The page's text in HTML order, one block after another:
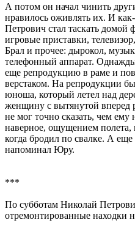
А потом он начал чинить
нравилось оживлять их. И
Петрович стал таскать домой
игровые приставки,
Брал и прочее: дырокол,
телефонный аппарат.
еще репродукцию в раме и
верстаком. На репродукции
юноша, который летел над
женщину с вытянутой вперед
не мог точно сказать, чем ему
наверное, ощущением полета,
когда бродил по свалке. А
напоминал Юру.
***
По субботам Николай
отремонтированные находки